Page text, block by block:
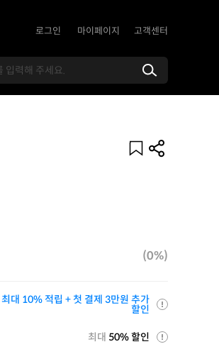
로그인 마이페이지 고객센터
(0%)
대 10% 적립 + 첫 결제 3만원 추가
할인
최대 50% 할인